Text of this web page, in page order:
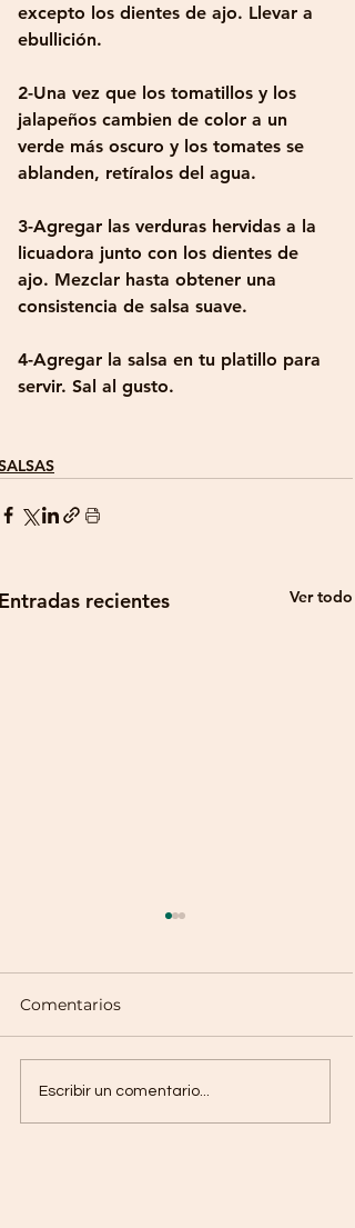
excepto los dientes de ajo. Llevar a
ebullición.
2-Una vez que los tomatillos y los
jalapeños cambien de color a un
verde más oscuro y los tomates se
ablanden, retíralos del agua.
3-Agregar las verduras hervidas a la
licuadora junto con los dientes de
ajo. Mezclar hasta obtener una
consistencia de salsa suave.
4-Agregar la salsa en tu platillo para
servir. Sal al gusto.
recientes Ver todo
Salsa en Molcajete
Verde
Comentarios
Escribir un comentario...